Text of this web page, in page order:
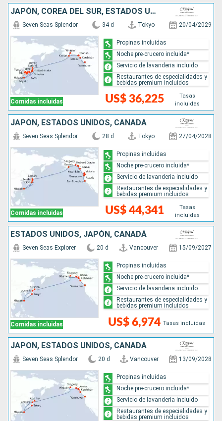
JAPÓN, COREA DEL SUR, ESTADOS UNIDOS, CANADÁ
Comidas incluidas
Seven Seas Splendor 34 d Tokyo 20/04/2029
US$ 36,225
Tasas
incluidas
Propinas incluidas
Noche pre-crucero incluida*
Servicio de lavanderia incluido
Restaurantes de especialidades y
bebidas premium incluidos
JAPÓN, ESTADOS UNIDOS, CANADÁ
Comidas incluidas
Seven Seas Splendor 28 d Tokyo 27/04/2028
US$ 44,341
Tasas
incluidas
Propinas incluidas
Noche pre-crucero incluida*
Servicio de lavanderia incluido
Restaurantes de especialidades y
bebidas premium incluidos
ESTADOS UNIDOS, JAPÓN, CANADÁ
Comidas incluidas
Seven Seas Explorer 20 d Vancouver 15/09/2027
US$ 6,974 Tasas incluidas
Propinas incluidas
Noche pre-crucero incluida*
Servicio de lavanderia incluido
Restaurantes de especialidades y
bebidas premium incluidos
JAPÓN, ESTADOS UNIDOS, CANADÁ
Seven Seas Splendor 20 d Vancouver 13/09/2028
Propinas incluidas
Noche pre-crucero incluida*
Servicio de lavanderia incluido
Restaurantes de especialidades y
bebidas premium incluidos